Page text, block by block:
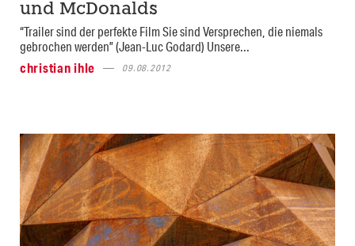
und McDonalds
“Trailer sind der perfekte Film Sie sind Versprechen, die niemals
gebrochen werden” (Jean-Luc Godard) Unsere...
christian ihle
09.08.2012